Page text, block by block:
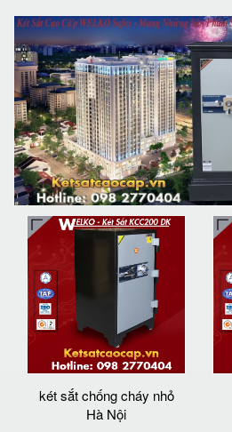
két sắt chống cháy nhỏ
Hà Nội